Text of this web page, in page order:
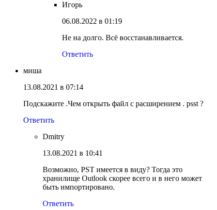
Игорь
06.08.2022 в 01:19
Не на долго. Всё восстанавливается.
Ответить
миша
13.08.2021 в 07:14
Подскажите .Чем открыть файл с расширением . psst ?
Ответить
Dmitry
13.08.2021 в 10:41
Возможно, PST имеется в виду? Тогда это
хранилище Outlook скорее всего и в него может
быть импортировано.
Ответить